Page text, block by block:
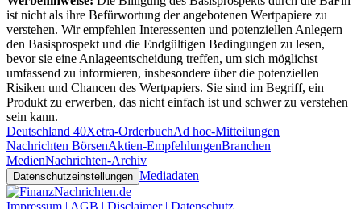
ist nicht als ihre Befürwortung der angebotenen Wertpapiere zu
verstehen. Wir empfehlen Interessenten und potenziellen Anlegern
den Basisprospekt und die Endgültigen Bedingungen zu lesen,
bevor sie eine Anlageentscheidung treffen, um sich möglichst
umfassend zu informieren, insbesondere über die potenziellen
Risiken und Chancen des Wertpapiers. Sie sind im Begriff, ein
Produkt zu erwerben, das nicht einfach ist und schwer zu verstehen
sein kann.
Deutschland 40Xetra-OrderbuchAd hoc-Mitteilungen
Nachrichten BörsenAktien-EmpfehlungenBranchen
MedienNachrichten-Archiv
Datenschutzeinstellungen Mediadaten